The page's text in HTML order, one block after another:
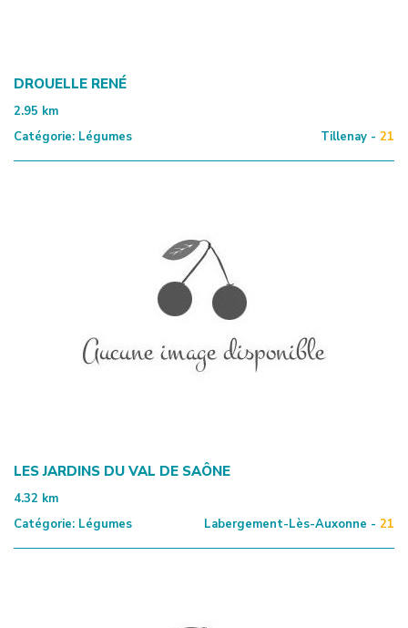
DROUELLE RENÉ
2.95 km
Catégorie: Légumes Tillenay - 21
LES JARDINS DU VAL DE SAÔNE
4.32 km
Catégorie: Légumes Labergement-Lès-Auxonne - 21